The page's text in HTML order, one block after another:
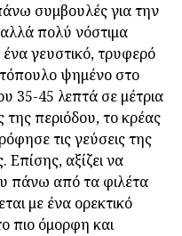
συμβουλές για την
πολύ νόστιμα
ένα γευστικό, τρυφερό
ψημένο στο
35-45 λεπτά σε μέτρια
περιόδου, το κρέας
τις γεύσεις της
αξίζει να
πάνω από τα φιλέτα
με ένα ορεκτικό
πιο όμορφη και